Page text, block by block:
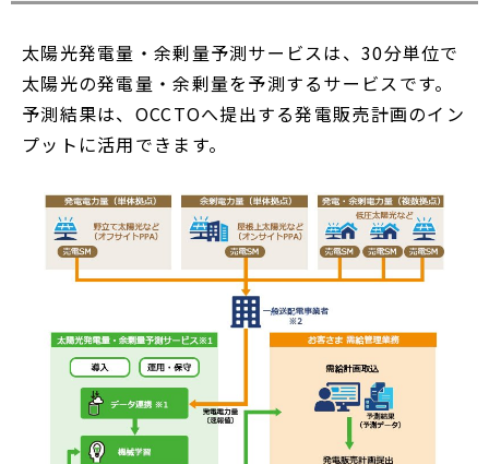
太陽光発電量・余剰量予測サービスは、30分単位で
太陽光の発電量・余剰量を予測するサービスです。
予測結果は、OCCTOへ提出する発電販売計画のイン
プットに活用できます。